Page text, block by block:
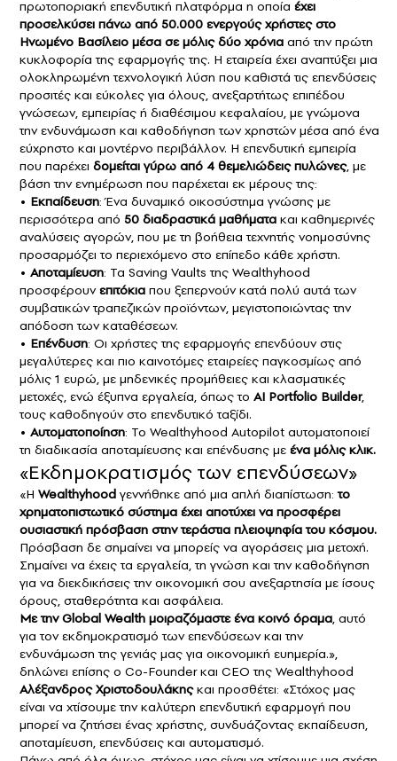
πρωτοποριακή επενδυτική πλατφόρμα η οποία έχει
προσελκύσει πάνω από 50.000 ενεργούς χρήστες στο
Ηνωμένο Βασίλειο μέσα σε μόλις δύο χρόνια από την πρώτη
κυκλοφορία της εφαρμογής της. Η εταιρεία έχει αναπτύξει μια
ολοκληρωμένη τεχνολογική λύση που καθιστά τις επενδύσεις
προσιτές και εύκολες για όλους, ανεξαρτήτως επιπέδου
γνώσεων, εμπειρίας ή διαθέσιμου κεφαλαίου, με γνώμονα
την ενδυνάμωση και καθοδήγηση των χρηστών μέσα από ένα
εύχρηστο και μοντέρνο περιβάλλον. Η επενδυτική εμπειρία
που παρέχει δομείται γύρω από 4 θεμελιώδεις πυλώνες, με
βάση την ενημέρωση που παρέχεται εκ μέρους της:
• Εκπαίδευση: Ένα δυναμικό οικοσύστημα γνώσης με
περισσότερα από 50 διαδραστικά μαθήματα και καθημερινές
αναλύσεις αγορών, που με τη βοήθεια τεχνητής νοημοσύνης
προσαρμόζει το περιεχόμενο στο επίπεδο κάθε χρήστη.
• Αποταμίευση: Τα Saving Vaults της Wealthyhood
προσφέρουνεπιτόκια που ξεπερνούν κατά πολύ αυτά των
συμβατικών τραπεζικών προϊόντων, μεγιστοποιώντας την
απόδοση των καταθέσεων.
• Επένδυση: Οι χρήστες της εφαρμογής επενδύουν στις
μεγαλύτερες και πιο καινοτόμες εταιρείες παγκοσμίως από
μόλις 1 ευρώ, με μηδενικές προμήθειες και κλασματικές
μετοχές, ενώ έξυπνα εργαλεία, όπως το AI Portfolio Builder,
τους καθοδηγούν στο επενδυτικό ταξίδι.
• Αυτοματοποίηση: Το Wealthyhood Autopilot αυτοματοποιεί
τη διαδικασία αποταμίευσης και επένδυσης με ένα μόλις κλικ.
«Εκδημοκρατισμός των επενδύσεων»
«Η Wealthyhood γεννήθηκε από μια απλή διαπίστωση: το
χρηματοπιστωτικό σύστημα έχει αποτύχει να προσφέρει
ουσιαστική πρόσβαση στην τεράστια πλειοψηφία του κόσμου.
Πρόσβαση δε σημαίνει να μπορείς να αγοράσεις μια μετοχή.
Σημαίνει να έχεις τα εργαλεία, τη γνώση και την καθοδήγηση
για να διεκδικήσεις την οικονομική σου ανεξαρτησία με ίσους
όρους, σταθερότητα και ασφάλεια.
Με την Global Wealth μοιραζόμαστε ένα κοινό όραμα, αυτό
για τον εκδημοκρατισμό των επενδύσεων και την
ενδυνάμωση της γενιάς μας για οικονομική ευημερία.»,
δηλώνει επίσης ο Co-Founder και CEO της Wealthyhood
Αλέξανδρος Χριστοδουλάκηςκαι προσθέτει: «Στόχος μας
είναι να χτίσουμε την καλύτερη επενδυτική εφαρμογή που
μπορεί να ζητήσει ένας χρήστης, συνδυάζοντας εκπαίδευση,
αποταμίευση, επενδύσεις και αυτοματισμό.